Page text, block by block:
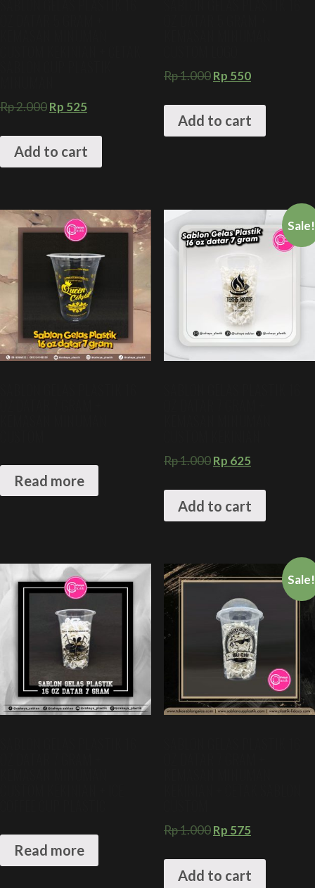
Rp2.000Rp 525
Add to cart
Rp1.000Rp 550
Add to cart
Read more
Sale!
Rp1.000Rp 625
Add to cart
Read more
Sale!
Rp1.000Rp 575
Add to cart